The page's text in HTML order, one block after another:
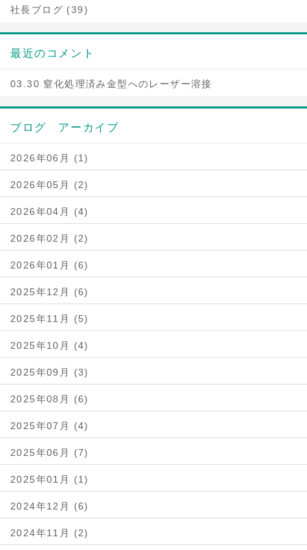
社長ブログ (39)
最近のコメント
03.30 窒化処理済み金型へのレーザー溶接
ブログ アーカイブ
2026年06月 (1)
2026年05月 (2)
2026年04月 (4)
2026年02月 (2)
2026年01月 (6)
2025年12月 (6)
2025年11月 (5)
2025年10月 (4)
2025年09月 (3)
2025年08月 (6)
2025年07月 (4)
2025年06月 (7)
2025年01月 (1)
2024年12月 (6)
2024年11月 (2)